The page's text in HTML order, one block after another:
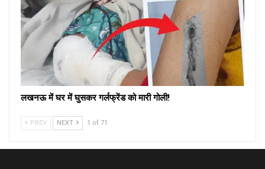
लखनऊ में घर में घुसकर गर्लफ्रेंड को मारी गोली!
PREV NEXT 1 of 71